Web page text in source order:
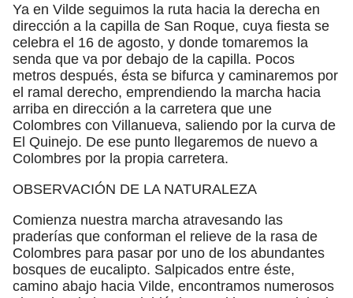
Ya en Vilde seguimos la ruta hacia la derecha en
dirección a la capilla de San Roque, cuya fiesta se
celebra el 16 de agosto, y donde tomaremos la
senda que va por debajo de la capilla. Pocos
metros después, ésta se bifurca y caminaremos por
el ramal derecho, emprendiendo la marcha hacia
arriba en dirección a la carretera que une
Colombres con Villanueva, saliendo por la curva de
El Quinejo. De ese punto llegaremos de nuevo a
Colombres por la propia carretera.
OBSERVACIÓN DE LA NATURALEZA
Comienza nuestra marcha atravesando las
praderías que conforman el relieve de la rasa de
Colombres para pasar por uno de los abundantes
bosques de eucalipto. Salpicados entre éste,
camino abajo hacia Vilde, encontramos numerosos